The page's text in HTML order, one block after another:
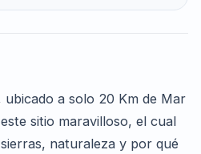
ubicado a solo 20 Km de Mar
sitio maravilloso, el cual
naturaleza y por qué